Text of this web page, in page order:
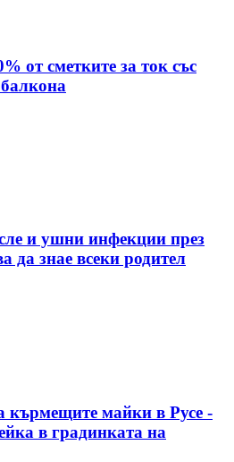
от сметките за ток със
и ушни инфекции през
да знае всеки родител
кърмещите майки в Русе -
в градинката на